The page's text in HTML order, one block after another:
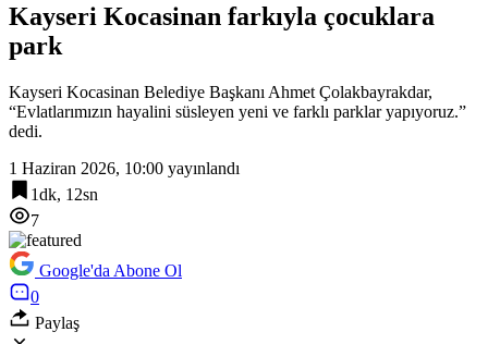
Kayseri Kocasinan farkıyla çocuklara
park
Kayseri Kocasinan Belediye Başkanı Ahmet Çolakbayrakdar,
“Evlatlarımızın hayalini süsleyen yeni ve farklı parklar yapıyoruz.”
dedi.
1 Haziran 2026, 10:00 yayınlandı
1dk, 12sn
7
Google'da Abone Ol
0
Paylaş